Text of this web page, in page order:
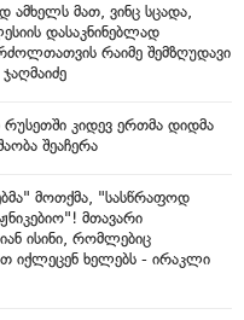
მათ, ვინც სცადა,
დასაკნინებლად
რაიმე შემზღუდავი
კიდევ ერთმა დიდმა
შეაჩერა
მოთქმა, "სასწრაფოდ
მთავარი
ისინი, რომლებიც
იქლეცენ ხელებს - ირაკლი